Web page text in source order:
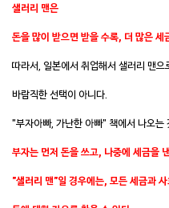
샐러리 맨은
돈을 많이 받으면 받을 수록, 더 많은
따라서, 일본에서 취업해서 샐러리 맨으
바람직한 선택이 아니다.
"부자아빠, 가난한 아빠" 책에서 나오는
부자는 먼저 돈을 쓰고, 나중에 세금을
"샐러리 맨"일 경우에는, 모든 세금과